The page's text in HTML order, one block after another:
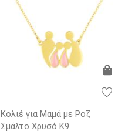
Κολιέ για Μαμά με Ροζ
Σμάλτο Χρυσό K9